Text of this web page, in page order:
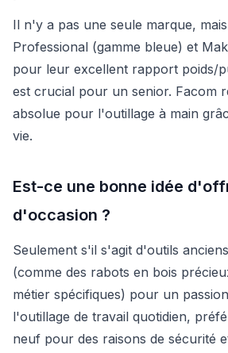
Il n'y a pas une seule marque,
Professional (gamme bleue) et
pour leur excellent rapport poids/
est crucial pour un senior. Facom
absolue pour l'outillage à main
vie.
Est-ce une bonne idée
d'occasion ?
Seulement s'il s'agit d'outils
(comme des rabots en bois
métier spécifiques) pour un
l'outillage de travail quotidien,
neuf pour des raisons de sécurité